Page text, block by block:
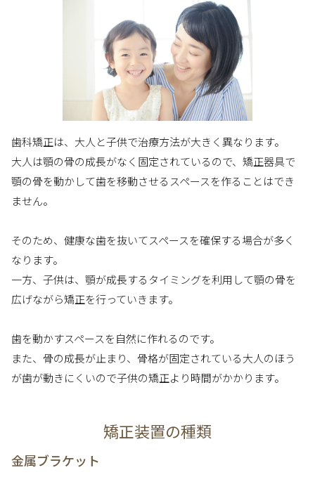
歯科矯正は、大人と子供で治療方法が大きく異なります。
大人は顎の骨の成長がなく固定されているので、矯正器具で
顎の骨を動かして歯を移動させるスペースを作ることはでき
ません。
そのため、健康な歯を抜いてスペースを確保する場合が多く
なります。
一方、子供は、顎が成長するタイミングを利用して顎の骨を
広げながら矯正を行っていきます。
歯を動かすスペースを自然に作れるのです。
また、骨の成長が止まり、骨格が固定されている大人のほう
が歯が動きにくいので子供の矯正より時間がかかります。
矯正装置の種類
金属ブラケット